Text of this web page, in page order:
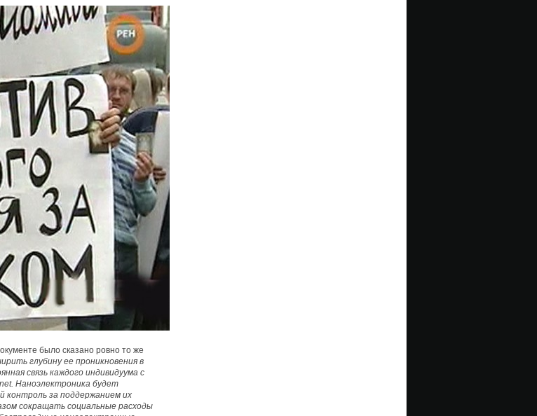
было сказано ровно то же
глубину ее проникновения в
связь каждого индивидуума с
Наноэлектроника будет
контроль за поддержанием их
сокращать социальные расходы